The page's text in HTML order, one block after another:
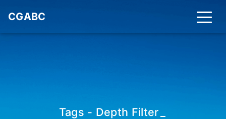
CGABC
Tags - Depth Filter